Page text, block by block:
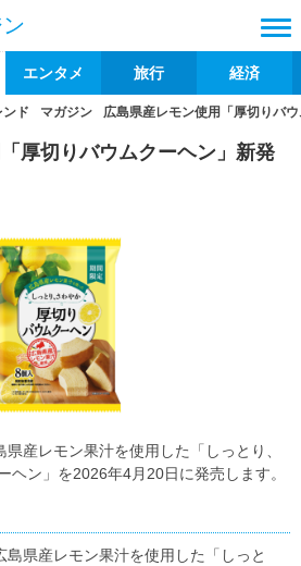
エンタメ 旅行 経済
ンド マガジン 広島県産レモン使用「厚切りバ
厚切りバウムクーヘン」新発
産レモン果汁を使用した「しっとり、
ヘン」を2026年4月20日に発売します。
県産レモン果汁を使用した「しっと